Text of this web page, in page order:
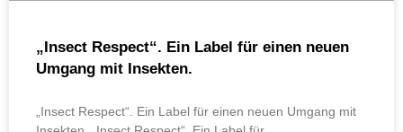
„Insect Respect“. Ein Label für einen neuen
Umgang mit Insekten.
„Insect Respect“. Ein Label für einen neuen Umgang mit